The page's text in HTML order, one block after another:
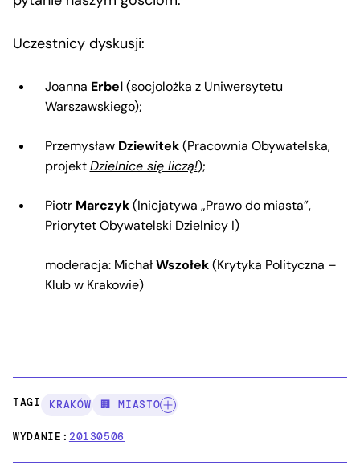
Uczestnicy dyskusji:
Joanna Erbel(socjolożka z Uniwersytetu
Warszawskiego);
Przemysław Dziewitek(Pracownia Obywatelska,
projektDzielnice się liczą!);
Piotr Marczyk(Inicjatywa „Prawo do miasta”,
Priorytet Obywatelski Dzielnicy I)
moderacja: MichałWszołek(Krytyka Polityczna –
Klub w Krakowie)
TAGI: KRAKÓW 🏢 MIASTO
WYDANIE:20130506